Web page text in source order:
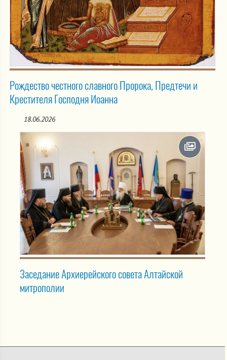
Рождество честного славного Пророка, Предтечи и
Крестителя Господня Иоанна
18.06.2026
Заседание Архиерейского совета Алтайской
митрополии